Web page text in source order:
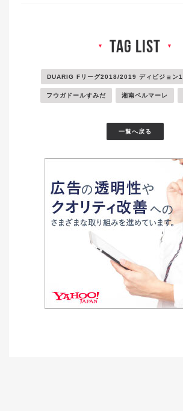
▼ tag list ▼
DUARIG Fリーグ2018/2019 ディビジョン1
フウガドールすみだ 湘南ベルマーレ
一覧へ戻る